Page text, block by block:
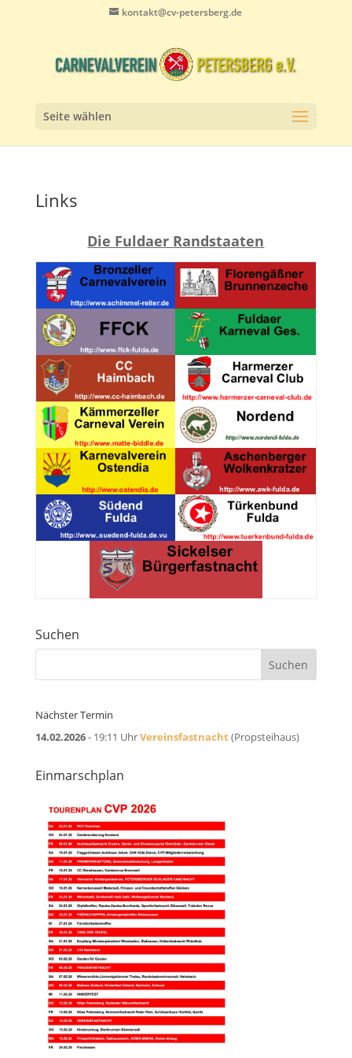
kontakt@cv-petersberg.de
Seite wählen
Links
Die Fuldaer Randstaaten
Suchen
Suchen
Nächster Termin
14.02.2026- 19:11 UhrVereinsfastnacht(Propsteihaus)
Einmarschplan